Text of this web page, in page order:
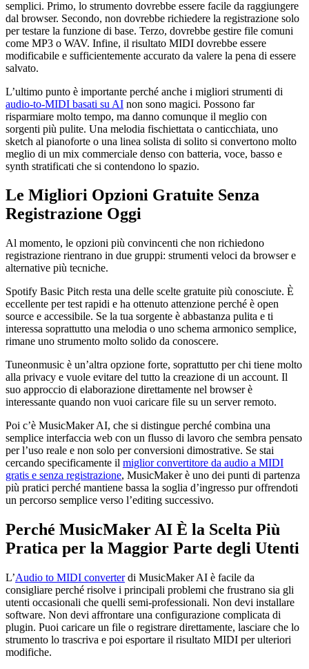
semplici. Primo, lo strumento dovrebbe essere facile da raggiungere
dal browser. Secondo, non dovrebbe richiedere la registrazione solo
per testare la funzione di base. Terzo, dovrebbe gestire file comuni
come MP3 o WAV. Infine, il risultato MIDI dovrebbe essere
modificabile e sufficientemente accurato da valere la pena di essere
salvato.
L’ultimo punto è importante perché anche i migliori strumenti di
audio‑to‑MIDI basati su AI non sono magici. Possono far
risparmiare molto tempo, ma danno comunque il meglio con
sorgenti più pulite. Una melodia fischiettata o canticchiata, uno
sketch al pianoforte o una linea solista di solito si convertono molto
meglio di un mix commerciale denso con batteria, voce, basso e
synth stratificati che si contendono lo spazio.
Le Migliori Opzioni Gratuite Senza
Registrazione Oggi
Al momento, le opzioni più convincenti che non richiedono
registrazione rientrano in due gruppi: strumenti veloci da browser e
alternative più tecniche.
Spotify Basic Pitch resta una delle scelte gratuite più conosciute. È
eccellente per test rapidi e ha ottenuto attenzione perché è open
source e accessibile. Se la tua sorgente è abbastanza pulita e ti
interessa soprattutto una melodia o uno schema armonico semplice,
rimane uno strumento molto solido da conoscere.
Tuneonmusic è un’altra opzione forte, soprattutto per chi tiene molto
alla privacy e vuole evitare del tutto la creazione di un account. Il
suo approccio di elaborazione direttamente nel browser è
interessante quando non vuoi caricare file su un server remoto.
Poi c’è MusicMaker AI, che si distingue perché combina una
semplice interfaccia web con un flusso di lavoro che sembra pensato
per l’uso reale e non solo per conversioni dimostrative. Se stai
cercando specificamente il miglior convertitore da audio a MIDI
gratis e senza registrazione, MusicMaker è uno dei punti di partenza
più pratici perché mantiene bassa la soglia d’ingresso pur offrendoti
un percorso semplice verso l’editing successivo.
Perché MusicMaker AI È la Scelta Più
Pratica per la Maggior Parte degli Utenti
L’Audio to MIDI converterdi MusicMaker AI è facile da
consigliare perché risolve i principali problemi che frustrano sia gli
utenti occasionali che quelli semi‑professionali. Non devi installare
software. Non devi affrontare una configurazione complicata di
plugin. Puoi caricare un file o registrare direttamente, lasciare che lo
strumento lo trascriva e poi esportare il risultato MIDI per ulteriori
modifiche.